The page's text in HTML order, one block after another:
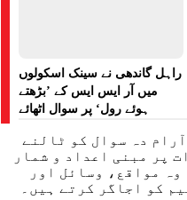
راہل گاندھی نے سینک اسکولوں
میں آر ایس ایس کے ’بڑھتے
ہوئے رول‘ پر سوال اٹھائے
دہ سوال کو ٹالنے
پر مبنی اعداد و شمار
مواقع، وسائل اور
کو اجاگر کرتے ہیں۔